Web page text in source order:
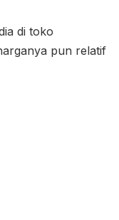
di toko
pun relatif